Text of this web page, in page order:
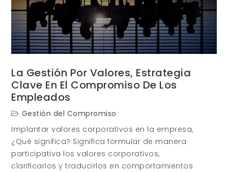
La Gestión Por Valores, Estrategia
Clave En El Compromiso De Los
Empleados
Gestión del Compromiso
Implantar valores corporativos en la empresa,
¿Qué significa? Significa formular de manera
participativa los valores corporativos,
clarificarlos y traducirlos en comportamientos